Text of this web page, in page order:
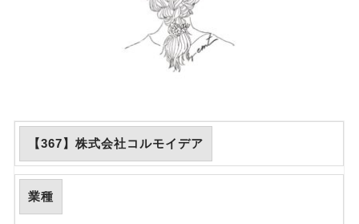
【367】株式会社コルモイデア
業種